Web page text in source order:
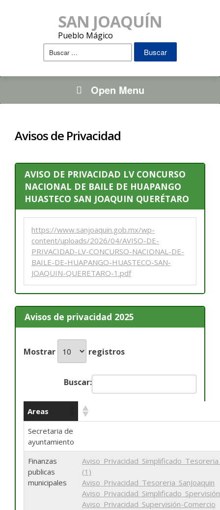
SAN JOAQUÍN
Pueblo Mágico
Buscar:
Open Menu
Avisos de Privacidad
AVISO DE PRIVACIDAD LV CONCURSO
NACIONAL DE BAILE DE HUAPANGO
HUASTECO SAN JOAQUIN QUERÉTARO
https://www.sanjoaquin.gob.mx/wp-
content/uploads/2026/04/AVISO-DE-
PRIVACIDAD-LV-CONCURSO-NACIONAL-DE-
BAILE-DE-HUAPANGO-HUASTECO-SAN-
JOAQUIN-QUERETARO-1.pdf
Avisos de privacidad 2025
Mostrar registros
Buscar:
Areas
Secretaria de
ayuntamiento
Finanzas
publicas
municipales
(1)
Aviso_Privacidad_Tesoreria_SanJoaquin
Aviso_Privacidad_Supervisión-Comercio